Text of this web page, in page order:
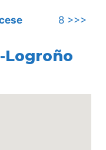
8 >>>
Logroño